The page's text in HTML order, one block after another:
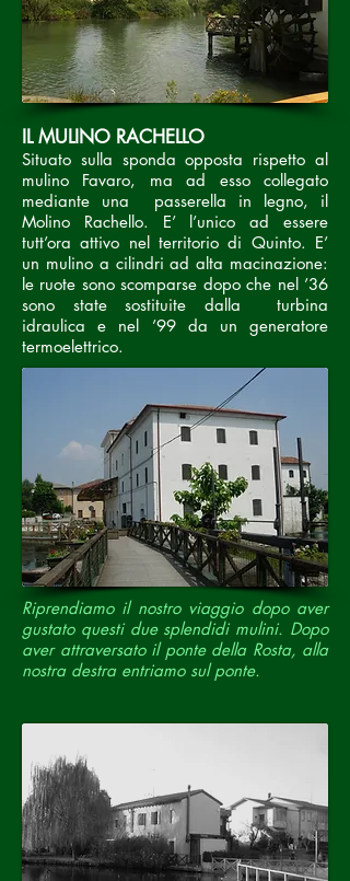
IL MULINO RACHELLO
Situato sulla sponda opposta rispetto al
mulino Favaro, ma ad esso collegato
mediante una passerella in legno, il
Molino Rachello. E’ l’unico ad essere
tutt’ora attivo nel territorio di Quinto. E’
un mulino a cilindri ad alta macinazione:
le ruote sono scomparse dopo che nel ’36
sono state sostituite dalla turbina
idraulica e nel ’99 da un generatore
termoelettrico.
Riprendiamo il nostro viaggio dopo aver
gustato questi due splendidi mulini. Dopo
aver attraversato il ponte della Rosta, alla
nostra destra entriamo sul ponte.